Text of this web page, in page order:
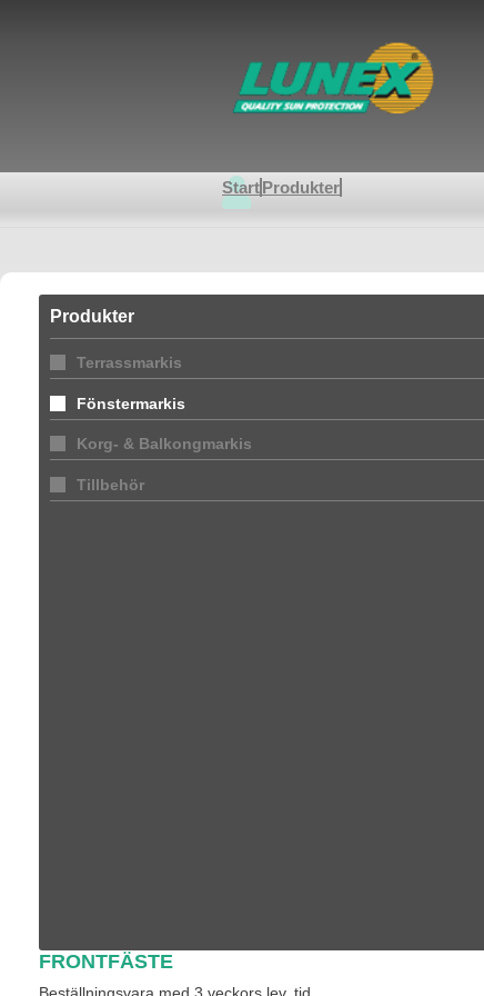
StartProdukter
Produkter
Terrassmarkis
Fönstermarkis
Korg- & Balkongmarkis
Tillbehör
FRONTFÄSTE